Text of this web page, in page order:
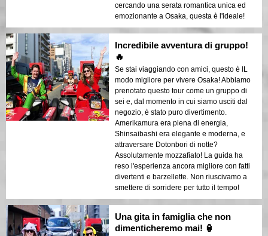
cercando una serata romantica unica ed
emozionante a Osaka, questa è l'ideale!
Incredibile avventura di gruppo!
🔥
Se stai viaggiando con amici, questo è IL
modo migliore per vivere Osaka! Abbiamo
prenotato questo tour come un gruppo di
sei e, dal momento in cui siamo usciti dal
negozio, è stato puro divertimento.
Amerikamura era piena di energia,
Shinsaibashi era elegante e moderna, e
attraversare Dotonbori di notte?
Assolutamente mozzafiato! La guida ha
reso l'esperienza ancora migliore con fatti
divertenti e barzellette. Non riuscivamo a
smettere di sorridere per tutto il tempo!
Una gita in famiglia che non
dimenticheremo mai! 🏮